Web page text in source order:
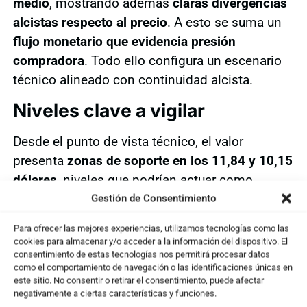
Gestión de Consentimiento
Para ofrecer las mejores experiencias, utilizamos tecnologías como las
cookies para almacenar y/o acceder a la información del dispositivo. El
consentimiento de estas tecnologías nos permitirá procesar datos
como el comportamiento de navegación o las identificaciones únicas en
este sitio. No consentir o retirar el consentimiento, puede afectar
negativamente a ciertas características y funciones.
medio, mostrando además claras divergencias
alcistas respecto al precio. A esto se suma un
flujo monetario que evidencia presión
compradora. Todo ello configura un escenario
técnico alineado con continuidad alcista.
Niveles clave a vigilar
Desde el punto de vista técnico, el valor
presenta zonas de soporte en los 11,84 y 10,15
dólares , niveles que podrían actuar como
referencia en caso de consolidación o
resistencia se sitúa en los 13,80 dólares, nivel
clave a superar para dar continuidad al
movimiento alcista.